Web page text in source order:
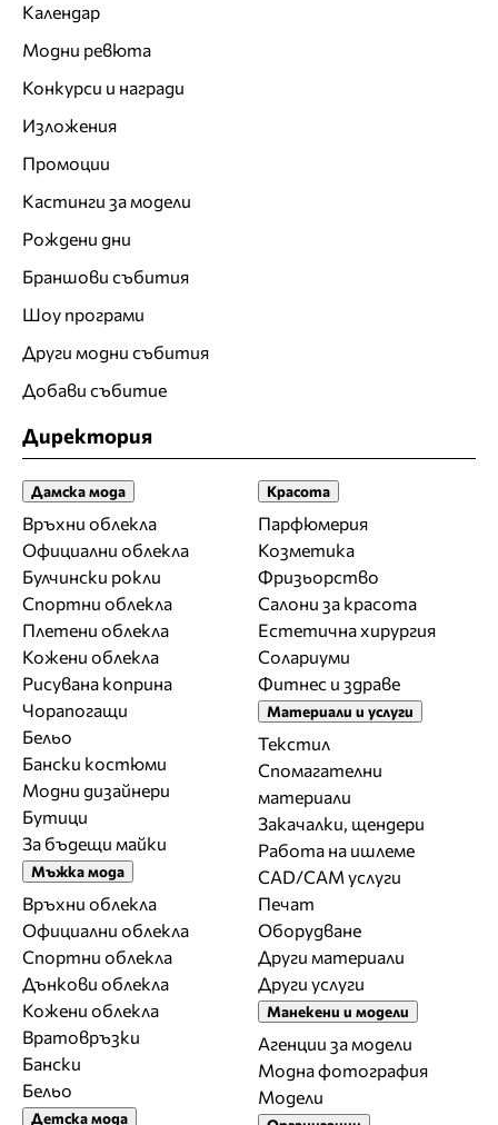
Календар
Модни ревюта
Конкурси и награди
Изложения
Промоции
Кастинги за модели
Рождени дни
Браншови събития
Шоу програми
Други модни събития
Добави събитие
Директория
Дамска мода
Връхни облекла
Официални облекла
Булчински рокли
Спортни облекла
Плетени облекла
Кожени облекла
Рисувана коприна
Чорапогащи
Бельо
Бански костюми
Модни дизайнери
Бутици
За бъдещи майки
Мъжка мода
Връхни облекла
Официални облекла
Спортни облекла
Дънкови облекла
Кожени облекла
Вратовръзки
Бански
Бельо
Детска мода
Красота
Парфюмерия
Козметика
Фризьорство
Салони за красота
Естетична хирургия
Солариуми
Фитнес и здраве
Материали и услуги
Текстил
Спомагателни
материали
Закачалки, щендери
Работа на ишлеме
CAD/CAM услуги
Печат
Оборудване
Други материали
Други услуги
Манекени и модели
Агенции за модели
Модна фотография
Модели